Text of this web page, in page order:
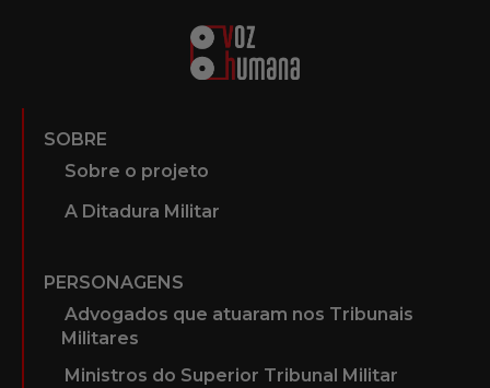
SOBRE
Sobre o projeto
A Ditadura Militar
PERSONAGENS
Advogados que atuaram nos Tribunais
Militares
Ministros do Superior Tribunal Militar